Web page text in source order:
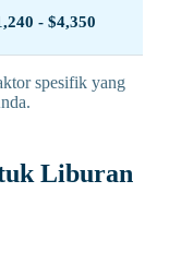
- $4,350
spesifik yang
Liburan